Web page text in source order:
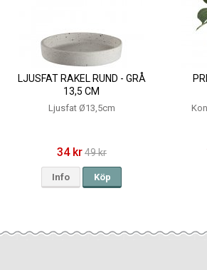
LJUSFAT RAKEL RUND - GRÅ
13,5 CM
Ljusfat Ø13,5cm
34 kr49 kr
Info Köp